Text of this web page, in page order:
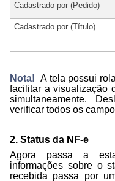
Cadastrado por (Pedido)
Cadastrado por (Título)
Nota! A tela possui
facilitar a visualização
simultaneamente.
verificar todos os
2. Status da NF-e
Agora passa a
informações sobre o
recebida passa por